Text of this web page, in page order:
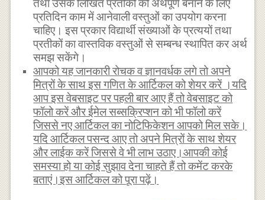
तथा उसके लिखित प्रतीकों को अर्थपूर्ण बनाने के लिए
प्रतिदिन काम में आनेवाली वस्तुओं का उपयोग करना
चाहिए। इस प्रकार विद्यार्थी संख्याओं के प्रत्ययों तथा
प्रतीकों का वास्तविक वस्तुओं से सम्बन्ध स्थापित कर अर्थ
समझ सकेंगे।
आपको यह जानकारी रोचक व ज्ञानवर्धक लगे तो अपने
मित्रों के साथ इस गणित के आर्टिकल को शेयर करें ।यदि
आप इस वेबसाइट पर पहली बार आए हैं तो वेबसाइट को
फॉलो करें और ईमेल सब्सक्रिप्शन को भी फॉलो करें
जिससे नए आर्टिकल का नोटिफिकेशन आपको मिल सके।
यदि आर्टिकल पसन्द आए तो अपने मित्रों के साथ शेयर
और लाईक करें जिससे वे भी लाभ उठाए।आपकी कोई
समस्या हो या कोई सुझाव देना चाहते हैं तो कमेंट करके
बताएं।इस आर्टिकल को पूरा पढ़ें।